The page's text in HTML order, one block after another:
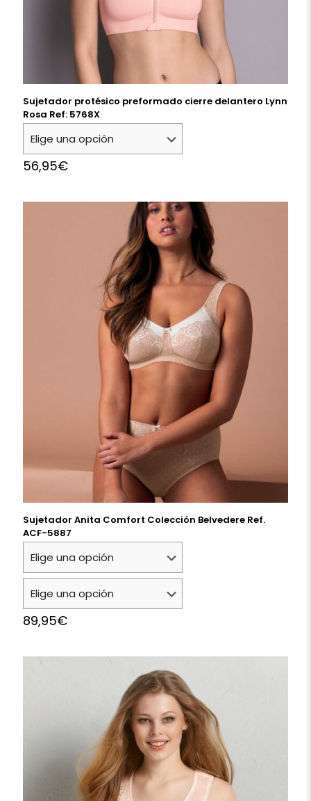
Sujetador protésico preformado cierre delantero Lynn
Rosa Ref: 5768X
56,95€
Sujetador Anita Comfort Colección Belvedere Ref.
ACF-5887
89,95€